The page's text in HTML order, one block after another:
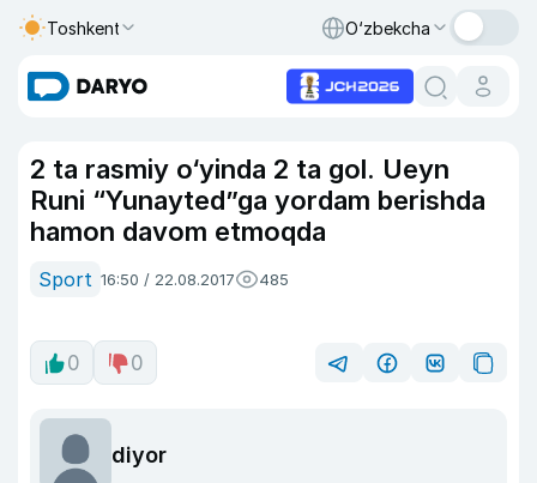
Toshkent O‘zbekcha
2 ta rasmiy o‘yinda 2 ta gol. Ueyn
Runi “Yunayted”ga yordam berishda
hamon davom etmoqda
Sport 16:50 / 22.08.2017 485
0 0
diyor